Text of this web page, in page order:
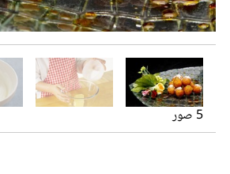
5 صور
عروس سيدتي